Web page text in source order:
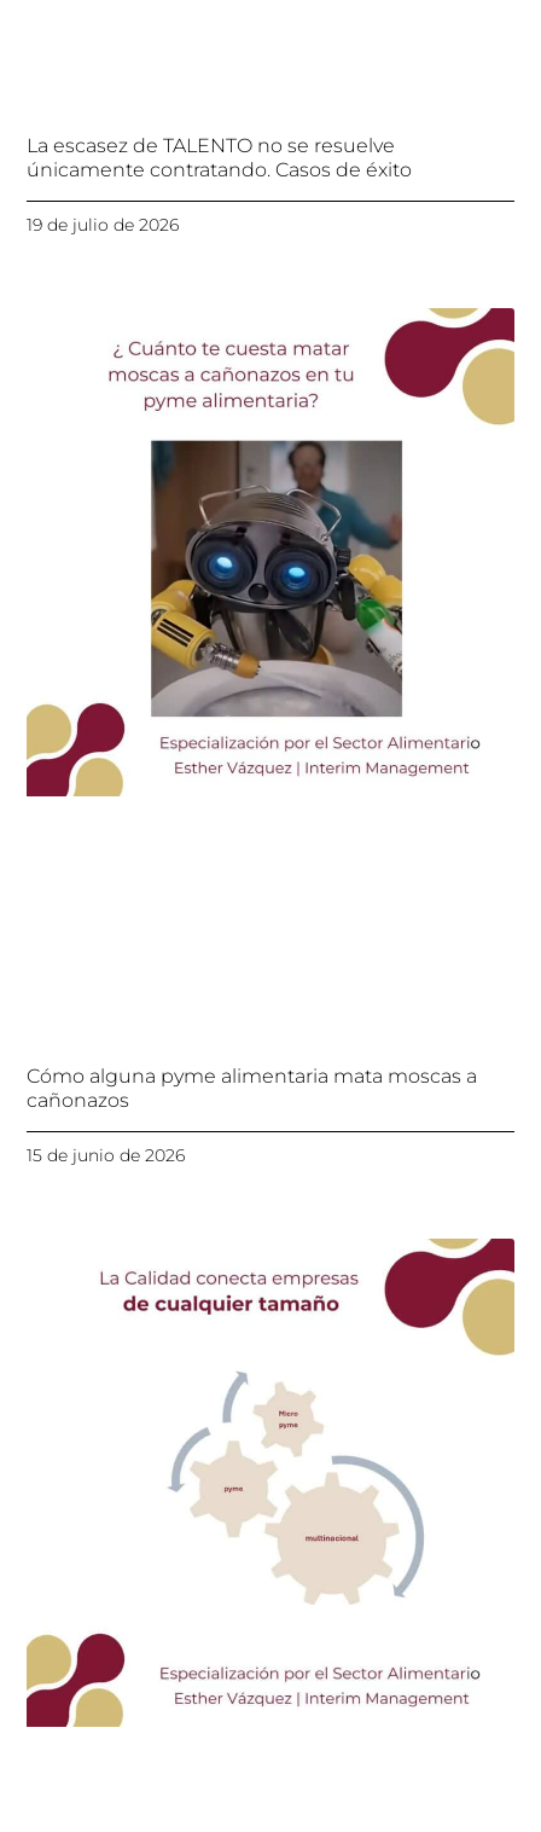
La escasez de TALENTO no se resuelve
únicamente contratando. Casos de éxito
19 de julio de 2026
Cómo alguna pyme alimentaria mata moscas a
cañonazos
15 de junio de 2026